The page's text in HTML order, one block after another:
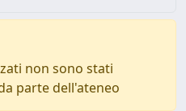
non sono stati
parte dell'ateneo